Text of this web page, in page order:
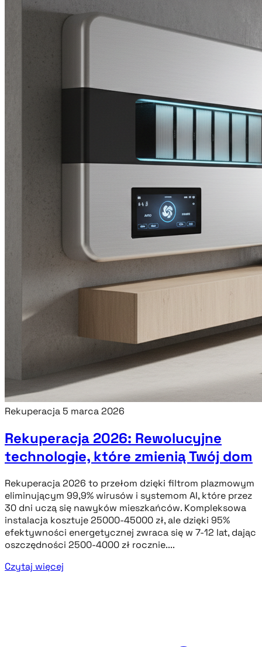
Rekuperacja5 marca 2026
Rekuperacja 2026: Rewolucyjne
technologie, które zmienią Twój dom
Rekuperacja 2026 to przełom dzięki filtrom plazmowym
eliminującym 99,9% wirusów i systemom AI, które przez
30 dni uczą się nawyków mieszkańców. Kompleksowa
instalacja kosztuje 25000-45000 zł, ale dzięki 95%
efektywności energetycznej zwraca się w 7-12 lat, dając
oszczędności 2500-4000 zł rocznie....
Czytaj więcej